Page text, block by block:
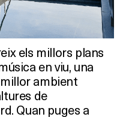
els millors plans
en viu, una
ambient
de
Quan puges a